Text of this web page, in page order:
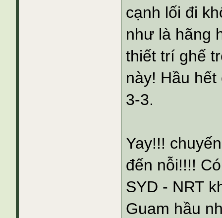
cạnh lối đi
như là hãng
thiết trí ghế
này! Hầu
3-3.
Yay!!!
đến nỗi!!!!
SYD - NRT
Guam hầu